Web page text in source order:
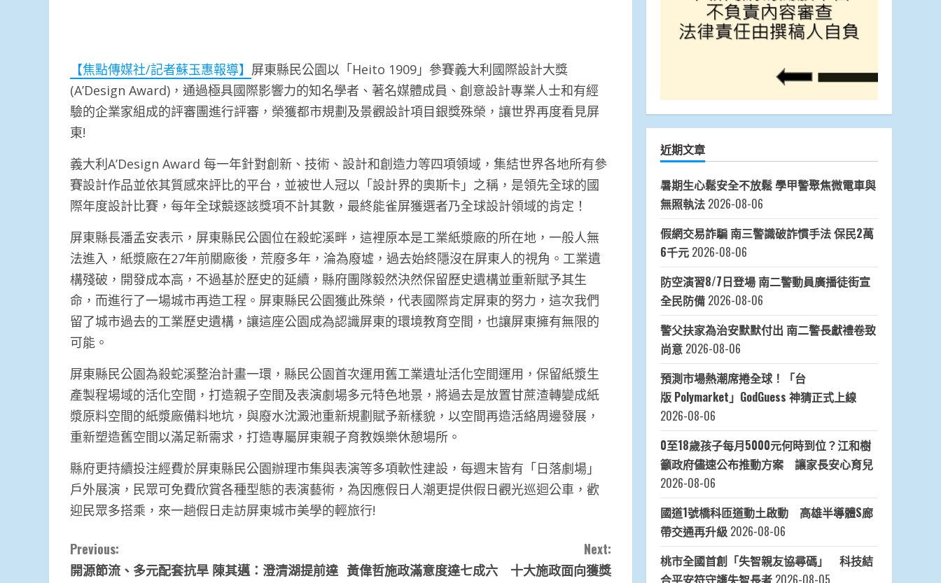
【焦點傳媒社/記者蘇玉惠報導】 屏東縣民公園以「Heito 1909」參賽義大利國際設計大獎
(A’Design Award)，通過極具國際影響力的知名學者、著名媒體成員、創意設計專業人士和有經
驗的企業家組成的評審團進行評審，榮獲都市規劃及景觀設計項目銀獎殊榮，讓世界再度看見屏
東!
義大利A’Design Award 每一年針對創新、技術、設計和創造力等四項領域，集結世界各地所有參
賽設計作品並依其質感來評比的平台，並被世人冠以「設計界的奧斯卡」之稱，是領先全球的國
際年度設計比賽，每年全球競逐該獎項不計其數，最終能雀屏獲選者乃全球設計領域的肯定！
屏東縣長潘孟安表示，屏東縣民公園位在殺蛇溪畔，這裡原本是工業紙漿廠的所在地，一般人無
法進入，紙漿廠在27年前關廠後，荒廢多年，淪為廢墟，過去始終隱沒在屏東人的視角。工業遺
構殘破，開發成本高，不過基於歷史的延續，縣府團隊毅然決然保留歷史遺構並重新賦予其生
命，而進行了一場城市再造工程。屏東縣民公園獲此殊榮，代表國際肯定屏東的努力，這次我們
留了城市過去的工業歷史遺構，讓這座公園成為認識屏東的環境教育空間，也讓屏東擁有無限的
可能。
屏東縣民公園為殺蛇溪整治計畫一環，縣民公園首次運用舊工業遺址活化空間運用，保留紙漿生
產製程場域的活化空間，打造親子空間及表演劇場多元特色地景，將過去是放置甘蔗渣轉變成紙
漿原料空間的紙漿廠備料地坑，與廢水沈澱池重新規劃賦予新樣貌，以空間再造活絡周邊發展，
重新塑造舊空間以滿足新需求，打造專屬屏東親子育教娛樂休憩場所。
縣府更持續投注經費於屏東縣民公園辦理市集與表演等多項軟性建設，每週末皆有「日落劇場」
戶外展演，民眾可免費欣賞各種型態的表演藝術，為因應假日人潮更提供假日觀光巡迴公車，歡
迎民眾多搭乘，來一趟假日走訪屏東城市美學的輕旅行!
Continue
Previous:
開源節流、多元配套抗旱 陳其邁：澄清湖提前達
Next:
黃偉哲施政滿意度達七成六 十大施政面向獲獎
近期文章
暑期生心鬆安全不放鬆 學甲警聚焦微電車與
無照執法 2026-08-06
假網交易詐騙 南三警識破詐慣手法 保民2萬
6千元 2026-08-06
防空演習8/7日登場 南二警動員廣播徒街宣
全民防備 2026-08-06
警父扶家為治安默默付出 南二警長獻禮卷致
尚意 2026-08-06
預測市場熱潮席捲全球！「台
版 Polymarket」GodGuess 神猜正式上線
2026-08-06
0至18歲孩子每月5000元何時到位？江和樹
籲政府儘速公布推動方案 讓家長安心育兒
2026-08-06
國道1號橋科匝道動土啟動 高雄半導體S廊
帶交通再升級 2026-08-06
桃市全國首創「失智親友協尋碼」 科技結
合平安符守護失智長者 2026-08-05